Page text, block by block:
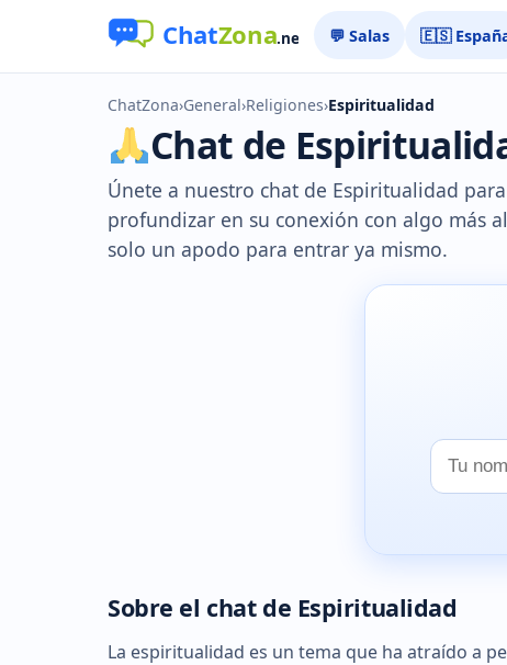
💬 Salas 🇪🇸
ChatZona›General›Religiones›Espiritualidad
Chat de
Únete a nuestro chat de Espiritualidad
profundizar en su conexión con algo más
solo un apodo para entrar ya mismo.
Tu
nombre
Sobre el chat de Espiritualidad
La espiritualidad es un tema que ha atraído a